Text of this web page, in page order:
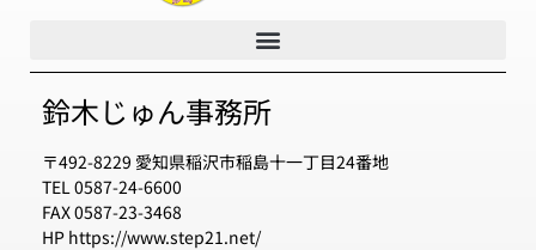
鈴木じゅん事務所
〒492-8229 愛知県稲沢市稲島十一丁目24番地
TEL 0587-24-6600
FAX 0587-23-3468
HP https://www.step21.net/